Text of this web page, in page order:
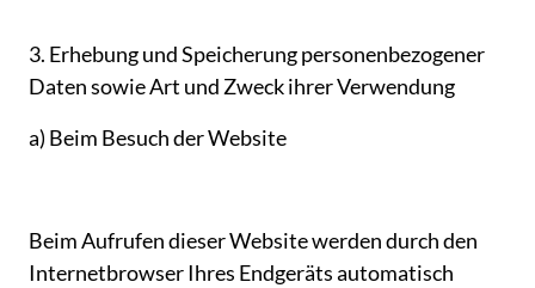
3. Erhebung und Speicherung
Daten sowie Art und Zweck ihrer Verwendung
a) Beim Besuch der Website
Beim Aufrufen dieser Website werden durch
Internetbrowser Ihres Endgeräts